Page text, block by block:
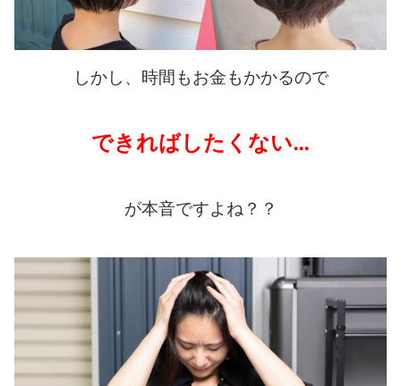
しかし、時間もお金もかかるので
できればしたくない…
が本音ですよね？？